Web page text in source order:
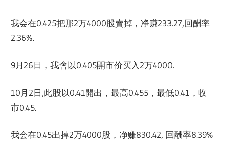
我会在0.425把那2万4000股賣掉，净赚233.27,回酬率
2.36%.
9月26日，我會以0.405開市价买入2万4000.
10月2日,此股以0.41開出，最高0.455，最低0.41，收
市0.45.
我会在0.45出掉2万4000股，净赚830.42, 回酬率8.39%